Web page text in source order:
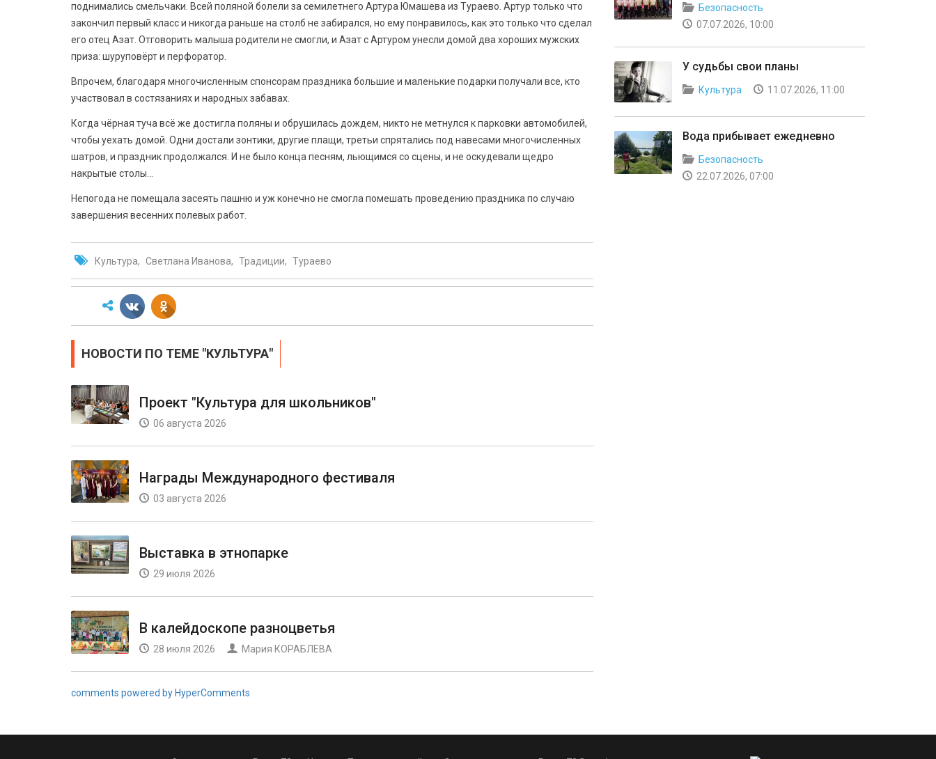
поднимались смельчаки. Всей поляной болели за семилетнего Артура Юмашева из Тураево. Артур только что
закончил первый класс и никогда раньше на столб не забирался, но ему понравилось, как это только что сделал
его отец Азат. Отговорить малыша родители не смогли, и Азат с Артуром унесли домой два хороших мужских
приза: шуруповёрт и перфоратор.
Впрочем, благодаря многочисленным спонсорам праздника большие и маленькие подарки получали все, кто
участвовал в состязаниях и народных забавах.
Когда чёрная туча всё же достигла поляны и обрушилась дождем, никто не метнулся к парковки автомобилей,
чтобы уехать домой. Одни достали зонтики, другие плащи, третьи спрятались под навесами многочисленных
шатров, и праздник продолжался. И не было конца песням, льющимся со сцены, и не оскудевали щедро
накрытые столы…
Непогода не помещала засеять пашню и уж конечно не смогла помешать проведению праздника по случаю
завершения весенних полевых работ.
Культура Светлана Иванова Традиции Тураево
НОВОСТИ ПО ТЕМЕ "КУЛЬТУРА"
Проект "Культура для школьников"
06 августа 2026
Награды Международного фестиваля
03 августа 2026
Выставка в этнопарке
29 июля 2026
В калейдоскопе разноцветья
28 июля 2026 Мария КОРАБЛЕВА
comments powered by HyperComments
Безопасность
07.07.2026, 10:00
У судьбы свои планы
Культура 11.07.2026, 11:00
Вода прибывает ежедневно
Безопасность
22.07.2026, 07:00